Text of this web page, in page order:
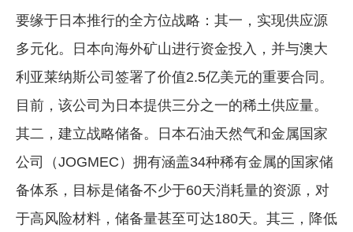
要缘于日本推行的全方位战略：其一，实现供应源
多元化。日本向海外矿山进行资金投入，并与澳大
利亚莱纳斯公司签署了价值2.5亿美元的重要合同。
目前，该公司为日本提供三分之一的稀土供应量。
其二，建立战略储备。日本石油天然气和金属国家
公司（JOGMEC）拥有涵盖34种稀有金属的国家储
备体系，目标是储备不少于60天消耗量的资源，对
于高风险材料，储备量甚至可达180天。其三，降低